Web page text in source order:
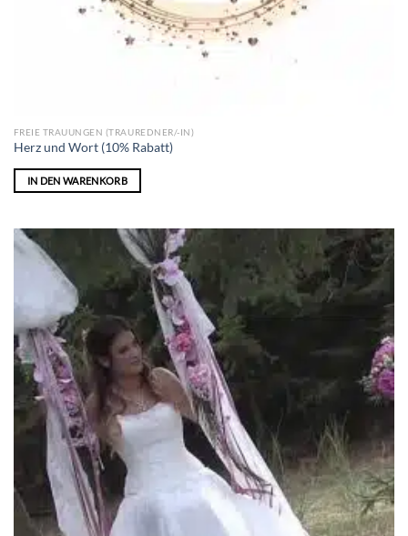
FREIE TRAUUNGEN (TRAUREDNER/-IN)
Herz und Wort (10% Rabatt)
IN DEN WARENKORB